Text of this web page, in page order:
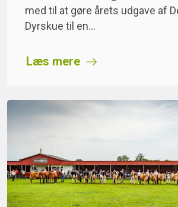
med til at gøre årets udgave af
Dyrskue til en…
Læs mere